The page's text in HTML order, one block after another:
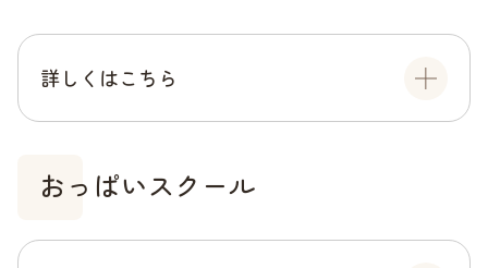
詳しくはこちら
おっぱいスクール